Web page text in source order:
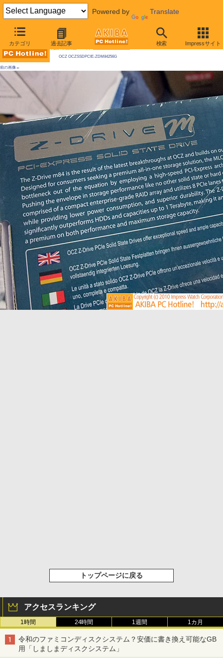
Powered by Translate
カテゴリ 過去記事 検索 Impressサイト
AKIBA PC Hotline! 2010年1月23日号
OCZ OCZSSDPCIE-ZDM84256G
前の画像←
トップページに戻る
アクセスランキング
1時間 24時間 1週間 1カ月
令和のファミコンディスクシステム？安価に書き換え可能なGB
用「しましまディスクシステム」